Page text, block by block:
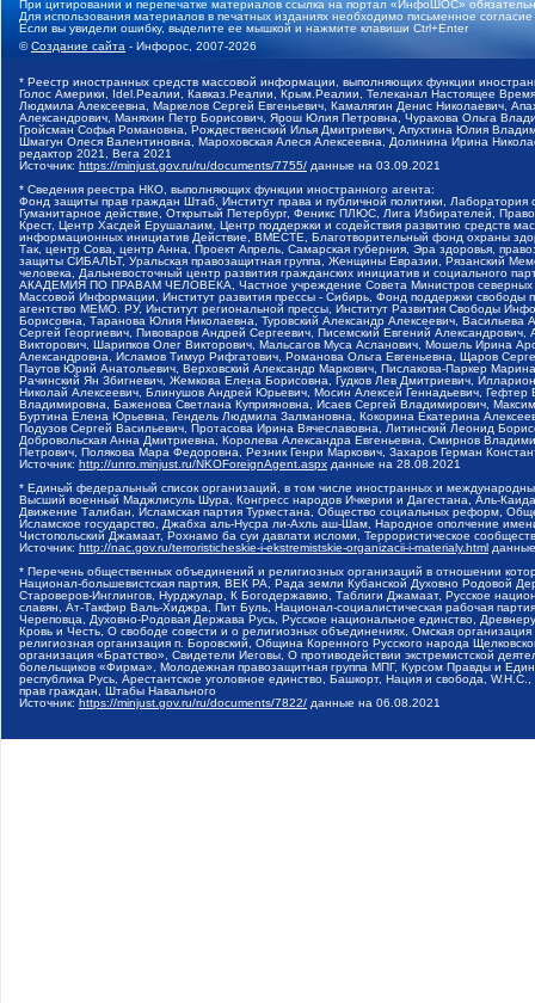
При цитировании и перепечатке материалов ссылка на портал «ИнфоШОС»
Для использования материалов в печатных изданиях необходимо письменное
Если вы увидели ошибку, выделите ее мышкой и нажмите клавиши Ctrl+Enter
©Создание сайта - Инфорос, 2007-2026
* Реестр иностранных средств массовой информации, выполняющих функции
Голос Америки, Idel.Реалии, Кавказ.Реалии, Крым.Реалии, Телеканал Настоящее
Людмила Алексеевна, Маркелов Сергей Евгеньевич, Камалягин Денис Николаевич,
Александрович, Маняхин Петр Борисович, Ярош Юлия Петровна, Чуракова Ольга
Гройсман Софья Романовна, Рождественский Илья Дмитриевич, Апухтина Юлия
Шмагун Олеся Валентиновна, Мароховская Алеся Алексеевна, Долинина Ирина
редактор 2021, Вега 2021
Источник: https://minjust.gov.ru/ru/documents/7755/ данные на 03.09.2021
* Сведения реестра НКО, выполняющих функции иностранного агента:
Фонд защиты прав граждан Штаб, Институт права и публичной политики,
Гуманитарное действие, Открытый Петербург, Феникс ПЛЮС, Лига Избирателей,
Крест, Центр Хасдей Ерушалаим, Центр поддержки и содействия развитию средств
информационных инициатив Действие, ВМЕСТЕ, Благотворительный фонд охраны
Так, центр Сова, центр Анна, Проект Апрель, Самарская губерния, Эра здоровья,
защиты СИБАЛЬТ, Уральская правозащитная группа, Женщины Евразии, Рязанский
человека, Дальневосточный центр развития гражданских инициатив и социального
АКАДЕМИЯ ПО ПРАВАМ ЧЕЛОВЕКА, Частное учреждение Совета Министров северных
Массовой Информации, Институт развития прессы - Сибирь, Фонд поддержки
агентство МЕМО. РУ, Институт региональной прессы, Институт Развития Свободы
Борисовна, Таранова Юлия Николаевна, Туровский Александр Алексеевич,
Сергей Георгиевич, Пивоваров Андрей Сергеевич, Писемский Евгений
Викторович, Шарипков Олег Викторович, Мальсагов Муса Асланович, Мошель Ирина
Александровна, Исламов Тимур Рифгатович, Романова Ольга Евгеньевна, Щаров
Паутов Юрий Анатольевич, Верховский Александр Маркович, Пислакова-Паркер
Рачинский Ян Збигневич, Жемкова Елена Борисовна, Гудков Лев Дмитриевич,
Николай Алексеевич, Блинушов Андрей Юрьевич, Мосин Алексей Геннадьевич,
Владимировна, Баженова Светлана Куприяновна, Исаев Сергей Владимирович,
Буртина Елена Юрьевна, Гендель Людмила Залмановна, Кокорина Екатерина
Подузов Сергей Васильевич, Протасова Ирина Вячеславовна, Литинский Леонид
Добровольская Анна Дмитриевна, Королева Александра Евгеньевна, Смирнов
Петрович, Полякова Мара Федоровна, Резник Генри Маркович, Захаров Герман
Источник: http://unro.minjust.ru/NKOForeignAgent.aspx данные на 28.08.2021
* Единый федеральный список организаций, в том числе иностранных и
Высший военный Маджлисуль Шура, Конгресс народов Ичкерии и Дагестана, Аль-
Движение Талибан, Исламская партия Туркестана, Общество социальных реформ,
Исламское государство, Джабха аль-Нусра ли-Ахль аш-Шам, Народное ополчение
Чистопольский Джамаат, Рохнамо ба суи давлати исломи, Террористическое
Источник: http://nac.gov.ru/terroristicheskie-i-ekstremistskie-organizacii-i-materialy.html
* Перечень общественных объединений и религиозных организаций в отношении
Национал-большевистская партия, ВЕК РА, Рада земли Кубанской Духовно Родовой
Староверов-Инглингов, Нурджулар, К Богодержавию, Таблиги Джамаат, Русское
славян, Ат-Такфир Валь-Хиджра, Пит Буль, Национал-социалистическая рабочая
Череповца, Духовно-Родовая Держава Русь, Русское национальное единство,
Кровь и Честь, О свободе совести и о религиозных объединениях, Омская
религиозная организация п. Боровский, Община Коренного Русского народа
организация «Братство», Свидетели Иеговы, О противодействии экстремистской
болельщиков «Фирма», Молодежная правозащитная группа МПГ, Курсом Правды и
республика Русь, Арестантское уголовное единство, Башкорт, Нация и свобода,
прав граждан, Штабы Навального
Источник: https://minjust.gov.ru/ru/documents/7822/ данные на 06.08.2021